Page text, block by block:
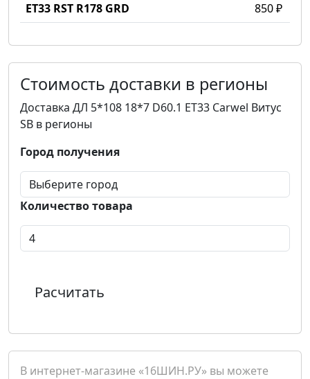
ET33 RST R178 GRD
850 ₽
Стоимость доставки в регионы
Доставка ДЛ 5*108 18*7 D60.1 ET33 Carwel Витус
SB в регионы
Город получения
Количество товара
Расчитать
В интернет-магазине «16ШИН.РУ» вы можете